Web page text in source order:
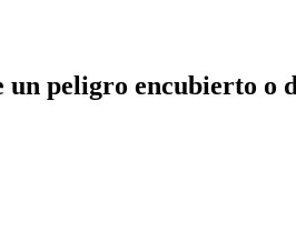
peligro encubierto o